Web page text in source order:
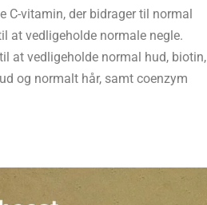
C-vitamin, der bidrager til normal
at vedligeholde normale negle.
at vedligeholde normal hud, biotin,
og normalt hår, samt coenzym